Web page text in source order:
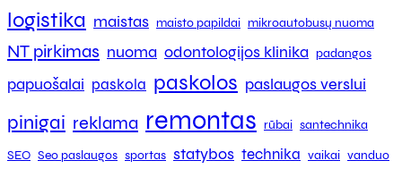
logistika maistas maisto papildai mikroautobusų nuoma
NT pirkimas nuoma odontologijos klinika padangos
papuošalai paskola paskolos paslaugos verslui
pinigai reklama remontas rūbai santechnika
SEO Seo paslaugos sportas statybos technika vaikai vanduo